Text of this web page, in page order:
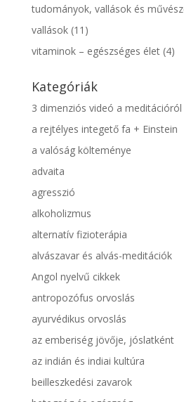
tudományok, vallások és
vallások(11)
vitaminok – egészséges élet(4)
Kategóriák
3 dimenziós videó a meditációról
a rejtélyes integető fa + Einstein
a valóság költeménye
advaita
agresszió
alkoholizmus
alternatív fizioterápia
alvászavar és alvás-meditációk
Angol nyelvű cikkek
antropozófus orvoslás
ayurvédikus orvoslás
az emberiség jövője, jóslatként
az indián és indiai kultúra
beilleszkedési zavarok